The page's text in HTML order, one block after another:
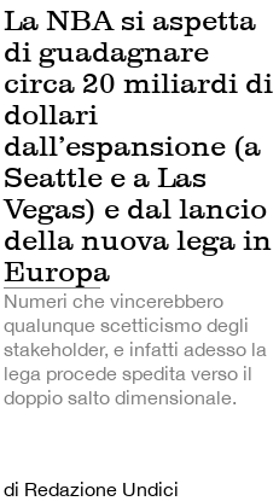
La NBA si aspetta
di guadagnare
circa 20 miliardi di
dollari
dall’espansione (a
Seattle e a Las
Vegas) e dal lancio
della nuova lega in
Europa
Numeri che vincerebbero
qualunque scetticismo degli
stakeholder, e infatti adesso la
lega procede spedita verso il
doppio salto dimensionale.
di Redazione Undici